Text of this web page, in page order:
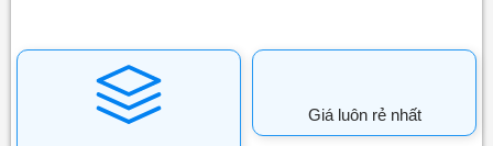
Giá luôn rẻ nhất